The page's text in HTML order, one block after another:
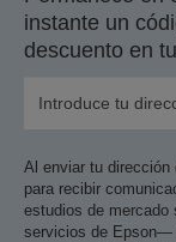
instante un
descuento en
Al enviar tu dirección
para recibir
estudios de mercado
servicios de Epson—